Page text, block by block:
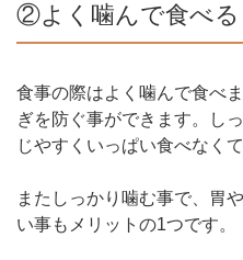
②よく噛んで食べる
食事の際はよく噛んで食べ
ぎを防ぐ事ができます。し
じやすくいっぱい食べなく
またしっかり噛む事で、胃
い事もメリットの1つです。